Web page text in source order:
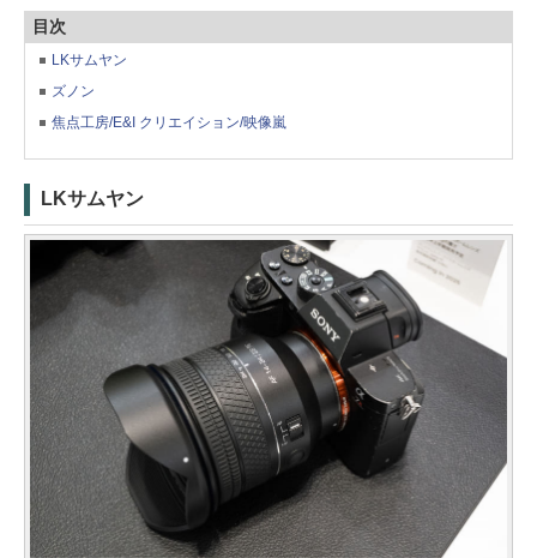
目次
LKサムヤン
ズノン
焦点工房/E&I クリエイション/映像嵐
LKサムヤン